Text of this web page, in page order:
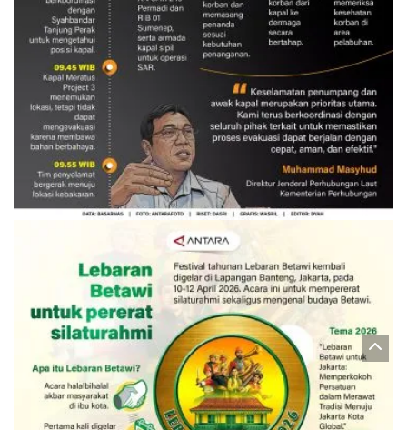
Evakuasi korban kebakaran KM
Mutiara Sentosa 2
3 Agustus 2026